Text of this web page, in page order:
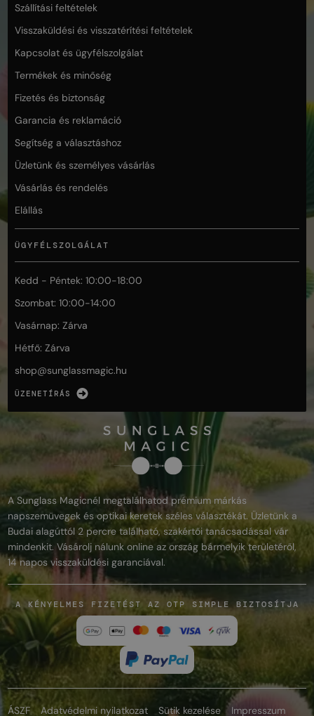
Szállítási feltételek
Visszaküldési és visszatérítési feltételek
Kapcsolat és ügyfélszolgálat
Termékek és minőség
Fizetés és biztonság
Garancia és reklamáció
Segítség a választáshoz
Üzletünk és személyes vásárlás
Vásárlás és rendelés
Elállás
ÜGYFÉLSZOLGÁLAT
Kedd - Péntek: 10:00-18:00
Szombat: 10:00-14:00
Vasárnap: Zárva
Hétfő: Zárva
shop@sunglassmagic.hu
ÜZENETÍRÁS
A Sunglass Magicnél megtalálhatod prémium márkás
napszemüvegek és optikai keretek széles választékát. Üzletünk a
Budai alagúttól 2 percre található, szakértői tanácsadással vár
mindenkit. Vásárolj nálunk online az ország bármelyik területéről,
14 napos visszaküldési garanciával.
A KÉNYELMES FIZETÉST AZ OTP SIMPLE BIZTOSÍTJA
ÁSZF Adatvédelmi nyilatkozat Sütik kezelése Impresszum